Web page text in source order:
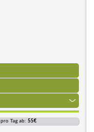
Tag ab: 55€